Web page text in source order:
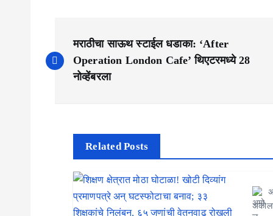
o
मराठीचा साऊथ स्टाईल धडाका: ‘After
Operation London Cafe’ थिएटरमध्ये 28
नोव्हेंबरला
Related Posts